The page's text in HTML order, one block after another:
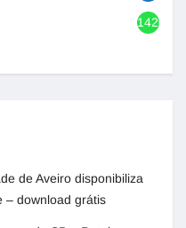
1420
de Aveiro disponibiliza
– download grátis